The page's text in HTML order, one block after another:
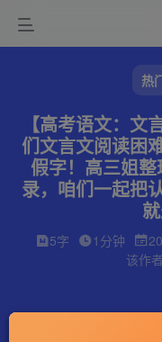
热
【高考语文：
们文言文阅读困
假字！高三姐
录，咱们一起把
5字 1分钟
该作